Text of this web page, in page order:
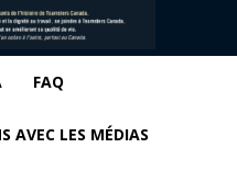
FAQ
AVEC LES MÉDIAS